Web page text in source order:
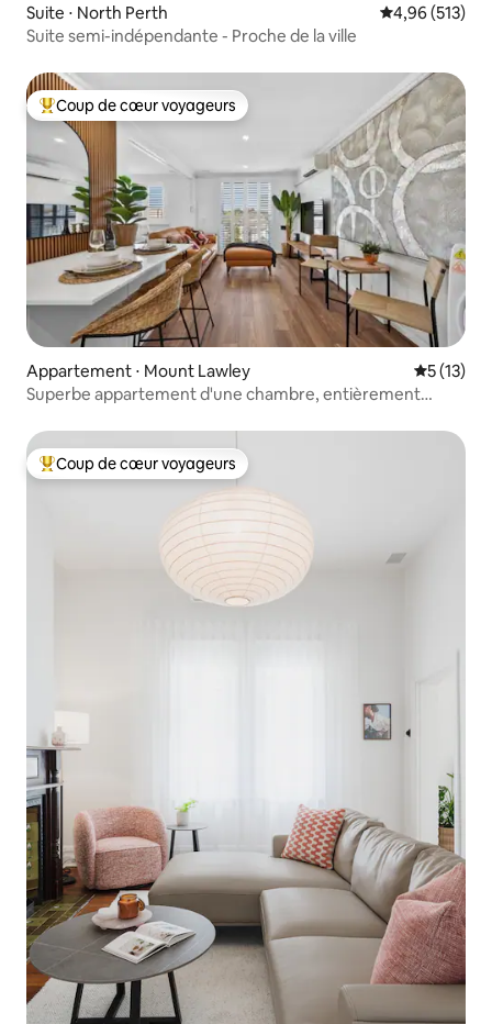
Suite ⋅ North Perth Évaluation
4,96 (513)
Suite semi-indépendante - Proche de la ville
Coups de cœur voyageurs les plus appréciés
Coup de cœur voyageurs
Appartement ⋅ Mount Lawley
5 (13)
Superbe appartement d'une chambre, entièrement
Coups de cœur voyageurs les plus appréciés
Coup de cœur voyageurs